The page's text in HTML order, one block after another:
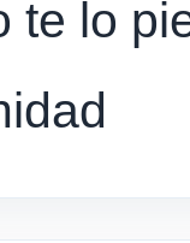
te lo